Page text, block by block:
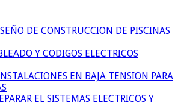
DE CONSTRUCCION DE PISCINAS
Y CODIGOS ELECTRICOS
EN BAJA TENSION PARA
EL SISTEMAS ELECTRICOS Y